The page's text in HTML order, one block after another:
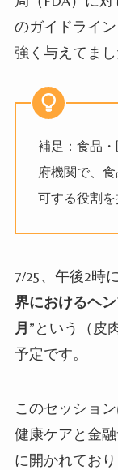
のガイドライ
強く与えてまし
補足：食品
府機関で、
可する役割を
7/25、 午後2時
界におけるヘ
月”という（皮
予定です。
このセッショ
健康ケアと金
に開かれてお